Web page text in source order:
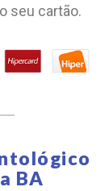
seu cartão.
BA